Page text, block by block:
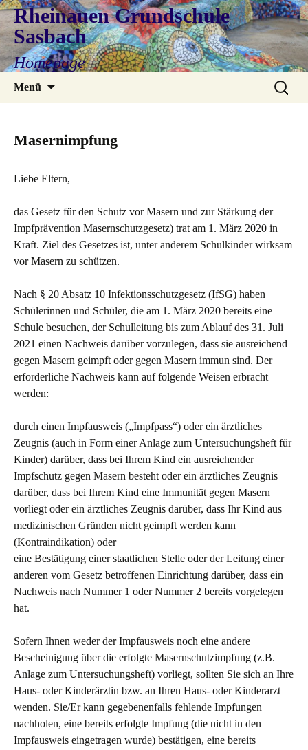
Rheinauen Grundschule
Sasbach
Homepage
Menü
Suchen
nach:
Masernimpfung
Liebe Eltern,
das Gesetz für den Schutz vor Masern und zur Stärkung der
Impfprävention Masernschutzgesetz) trat am 1. März 2020 in
Kraft. Ziel des Gesetzes ist, unter anderem Schulkinder wirksam
vor Masern zu schützen.
Nach § 20 Absatz 10 Infektionsschutzgesetz (IfSG) haben
Schülerinnen und Schüler, die am 1. März 2020 bereits eine
Schule besuchen, der Schulleitung bis zum Ablauf des 31. Juli
2021 einen Nachweis darüber vorzulegen, dass sie ausreichend
gegen Masern geimpft oder gegen Masern immun sind. Der
erforderliche Nachweis kann auf folgende Weisen erbracht
werden:
durch einen Impfausweis („Impfpass“) oder ein ärztliches
Zeugnis (auch in Form einer Anlage zum Untersuchungsheft für
Kinder) darüber, dass bei Ihrem Kind ein ausreichender
Impfschutz gegen Masern besteht oder ein ärztliches Zeugnis
darüber, dass bei Ihrem Kind eine Immunität gegen Masern
vorliegt oder ein ärztliches Zeugnis darüber, dass Ihr Kind aus
medizinischen Gründen nicht geimpft werden kann
(Kontraindikation) oder
eine Bestätigung einer staatlichen Stelle oder der Leitung einer
anderen vom Gesetz betroffenen Einrichtung darüber, dass ein
Nachweis nach Nummer 1 oder Nummer 2 bereits vorgelegen
hat.
Sofern Ihnen weder der Impfausweis noch eine andere
Bescheinigung über die erfolgte Masernschutzimpfung (z.B.
Anlage zum Untersuchungsheft) vorliegt, sollten Sie sich an Ihre
Haus- oder Kinderärztin bzw. an Ihren Haus- oder Kinderarzt
wenden. Sie/Er kann gegebenenfalls fehlende Impfungen
nachholen, eine bereits erfolgte Impfung (die nicht in den
Impfausweis eingetragen wurde) bestätigen, eine bereits